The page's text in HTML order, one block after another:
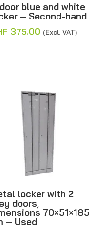
blue and white
– Second-hand
375.00 (Excl. VAT)
locker with 2
doors,
70×51×185
– Used